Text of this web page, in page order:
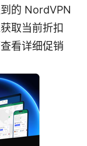
的 NordVPN
取当前折扣
看详细促销